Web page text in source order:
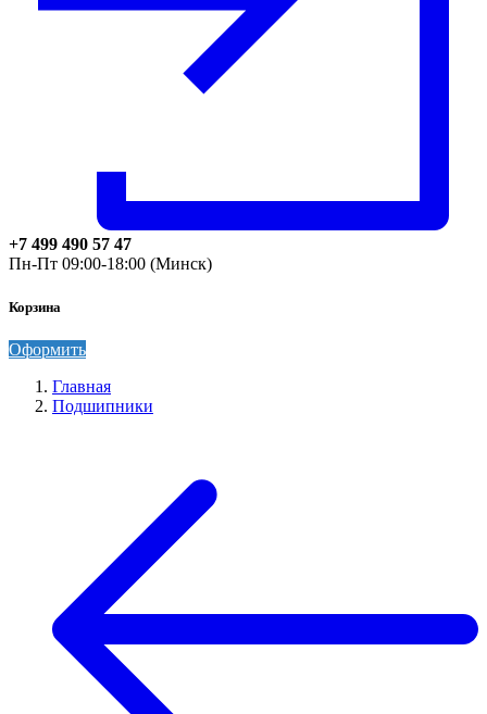
+7 499 490 57 47
Пн-Пт 09:00-18:00 (Минск)
Корзина
Оформить
Главная
Подшипники